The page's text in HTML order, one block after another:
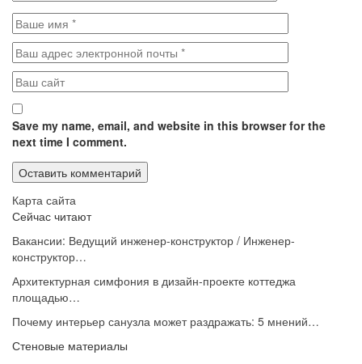
Save my name, email, and website in this browser for the
next time I comment.
Карта сайта
Сейчас читают
Вакансии: Ведущий инженер-конструктор / Инженер-
конструктор…
Архитектурная симфония в дизайн-проекте коттеджа
площадью…
Почему интерьер санузла может раздражать: 5 мнений…
Стеновые материалы